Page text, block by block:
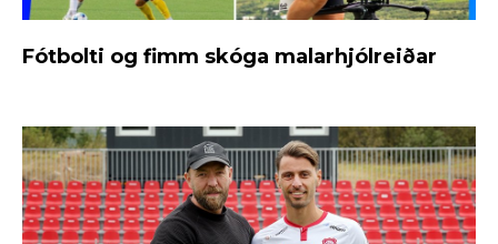
Fótbolti og fimm skóga malarhjólreiðar